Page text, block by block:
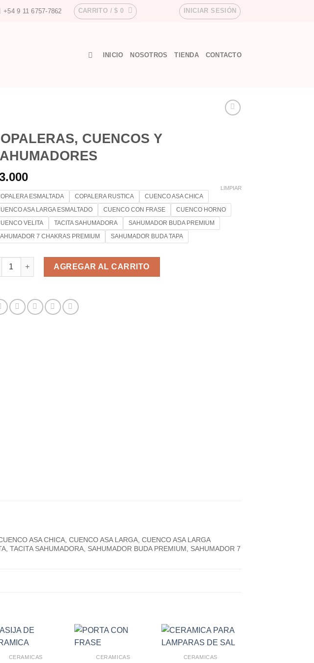
+54 9 11 6757-7862 CARRITO /$ 0 INICIAR SESIÓN
INICIO NOSOTROS TIENDA CONTACTO
CUENCOS Y
ESMALTADA COPALERA RUSTICA
CUENCO ASA CHICA
ASA LARGA ESMALTADO
CUENCO CON FRASE
CUENCO HORNO
VELITA
TACITA SAHUMADORA
SAHUMADOR BUDA PREMIUM
7 CHAKRAS PREMIUM
SAHUMADOR BUDA TAPA
LIMPIAR
CUENCOS Y SAHUMADORES cantidad
AGREGAR AL CARRITO
ASA CHICA, CUENCO ASA LARGA, CUENCO ASA LARGA
TACITA SAHUMADORA, SAHUMADOR BUDA PREMIUM, SAHUMADOR 7
CERAMICAS CERAMICAS CERAMICAS